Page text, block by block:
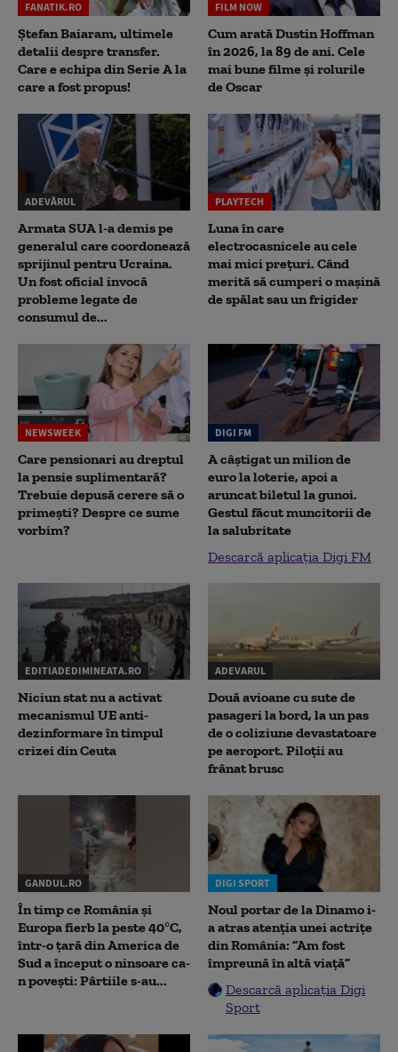
FANATIK.RO
Ștefan Baiaram, ultimele
detalii despre transfer.
Care e echipa din Serie A la
care a fost propus!
FILM NOW
Cum arată Dustin Hoffman
în 2026, la 89 de ani. Cele
mai bune filme și rolurile
de Oscar
ADEVĂRUL
Armata SUA l-a demis pe
generalul care coordonează
sprijinul pentru Ucraina.
Un fost oficial invocă
probleme legate de
consumul de...
PLAYTECH
Luna în care
electrocasnicele au cele
mai mici prețuri. Când
merită să cumperi o mașină
de spălat sau un frigider
NEWSWEEK
Care pensionari au dreptul
la pensie suplimentară?
Trebuie depusă cerere să o
primești? Despre ce sume
vorbim?
DIGI FM
A câștigat un milion de
euro la loterie, apoi a
aruncat biletul la gunoi.
Gestul făcut muncitorii de
la salubritate
Descarcă aplicația Digi FM
EDITIADEDIMINEATA.RO
Niciun stat nu a activat
mecanismul UE anti-
dezinformare în timpul
crizei din Ceuta
ADEVARUL
Două avioane cu sute de
pasageri la bord, la un pas
de o coliziune devastatoare
pe aeroport. Piloții au
frânat brusc
GANDUL.RO
În timp ce România și
Europa fierb la peste 40°C,
într-o țară din America de
Sud a început o ninsoare ca-
n povești: Pârtiile s-au...
DIGI SPORT
Noul portar de la Dinamo i-
a atras atenția unei actrițe
din România: ”Am fost
împreună în altă viață”
Descarcă aplicația Digi
Sport